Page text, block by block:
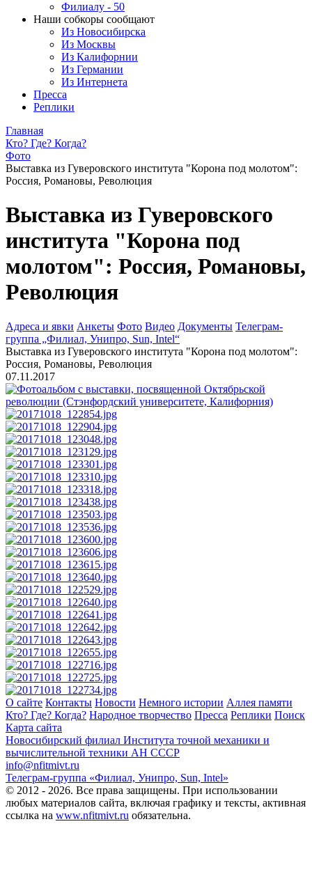
Филиалу - 50
Наши собкоры сообщают
Из Новосибирска
Из Москвы
Из Калифорнии
Из Германии
Из Интернета
Пресса
Реплики
Главная
Кто? Где? Когда?
Фото
Выставка из Гуверовского института "Корона под молотом":
Россия, Романовы, Революция
Выставка из Гуверовского
института "Корона под
молотом": Россия, Романовы,
Революция
Адреса и явки Анкеты Фото Видео Документы Телеграм-
группа „Филиал, Унипро, Sun, Intel“
Выставка из Гуверовского института "Корона под молотом":
Россия, Романовы, Революция
07.11.2017
О сайте Контакты Новости Немного истории Аллея памяти
Кто? Где? Когда? Народное творчество Пресса Реплики Поиск
Карта сайта
Новосибирский филиал Института точной механики и
вычислительной техники АН СССР
info@nfitmivt.ru
Телеграм-группа «Филиал, Унипро, Sun, Intel»
© 2012 - 2026. Все права защищены. При использовании
любых материалов сайта, включая графику и тексты, активная
ссылка на www.nfitmivt.ru обязательна.